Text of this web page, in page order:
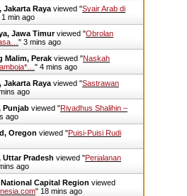
Jakarta Raya viewed "Syair Arab di
1 min ago
Jawa Timurviewed "Obrolan
" 3 mins ago
Malim, Perak viewed "Naskah
" 4 mins ago
Jakarta Raya viewed "Sastrawan
ago
Punjab viewed "Riyadhus Shalihin –
ago
Oregon viewed "Puisi-Puisi Rudi
Uttar Pradesh viewed "Perjalanan
ago
Capital Region viewed
" 18 mins ago